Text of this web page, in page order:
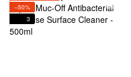
−50%
3